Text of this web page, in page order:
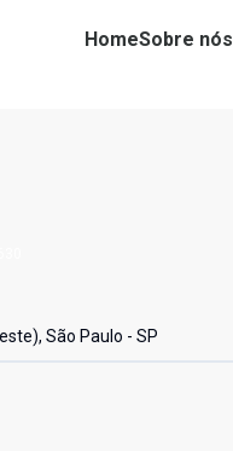
HomeSobre nós
São Paulo - SP